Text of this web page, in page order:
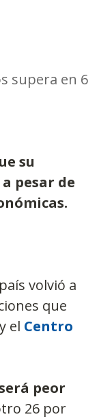
supera en 6
su
pesar de
volvió a
que
el Centro
peor
26 por